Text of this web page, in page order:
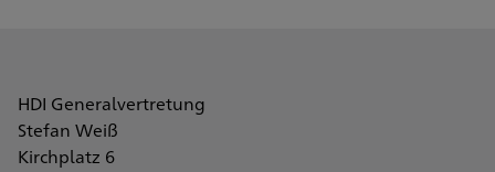
HDI Generalvertretung
Stefan Weiß
Kirchplatz 6